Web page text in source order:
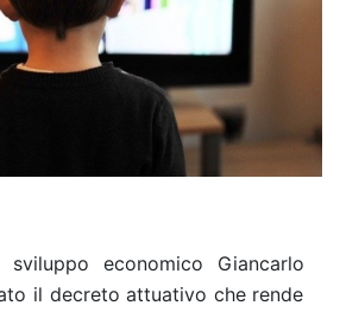
economico Giancarlo
il decreto attuativo che rende